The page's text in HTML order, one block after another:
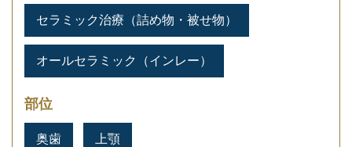
セラミック治療（詰め物・被せ物）
オールセラミック（インレー）
部位
奥歯 上顎